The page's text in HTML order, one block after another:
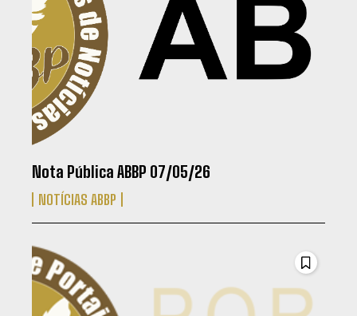
Nota Pública ABBP 07/05/26
NOTÍCIAS ABBP